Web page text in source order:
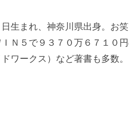
まれ、神奈川県出身。お笑
Ｎ５で９３７０万６７１０
ワークス）など著書も多数。